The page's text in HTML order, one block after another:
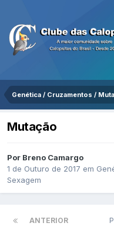
Genética / Cruzamentos /
Mutação
Por Breno Camargo
1 de Outuro de 2017 em
Sexagem
ANTERIOR